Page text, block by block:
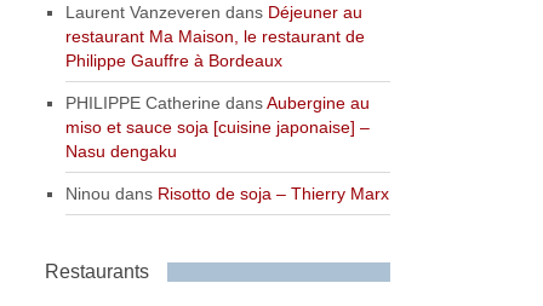
Laurent Vanzeveren dans Déjeuner au
restaurant Ma Maison, le restaurant de
Philippe Gauffre à Bordeaux
PHILIPPE Catherine dansAubergine au
miso et sauce soja [cuisine japonaise] –
Nasu dengaku
Ninou dans Risotto de soja – Thierry Marx
Restaurants